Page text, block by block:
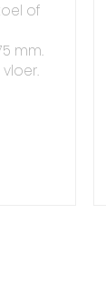
of
mm.
vloer.